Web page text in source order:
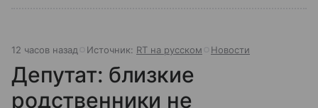
12 часов назад Источник: RT на русском Новости
Депутат: близкие
родственники не